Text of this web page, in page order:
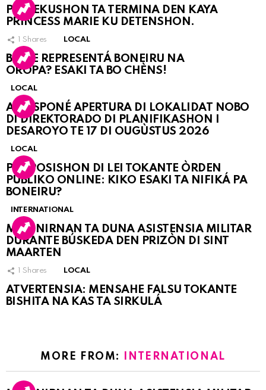
PERSEKUSHON TA TERMINA DEN KAYA
PRINCESS MARIE KU DETENSHON.
Shares LOCAL
BO KE REPRESENTÁ BONEIRU NA
OROPA? ESAKI TA BO CHÈNS!
LOCAL
A POSPONÉ APERTURA DI LOKALIDAT NOBO
DI DIREKTORADO DI PLANIFIKASHON I
DESAROYO TE 17 DI OUGÙSTUS 2026
LOCAL
PROPOSISHON DI LEI TOKANTE ÒRDEN
PÚBLIKO ONLINE: KIKO ESAKI TA NIFIKÁ PA
BONEIRU?
INTERNATIONAL
MARINIRNAN TA DUNA ASISTENSIA MILITAR
DURANTE BÚSKEDA DEN PRIZÒN DI SINT
MAARTEN
Shares LOCAL
ATVERTENSIA: MENSAHE FALSU TOKANTE
BISHITA NA KAS TA SIRKULÁ
MORE FROM: INTERNATIONAL